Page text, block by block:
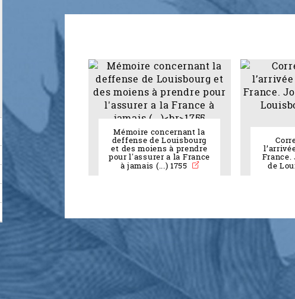
Mémoire concernant la
deffense de Louisbourg
et des moiens à prendre
pour l'assurer a la France
à jamais (...) 1755
France.
de